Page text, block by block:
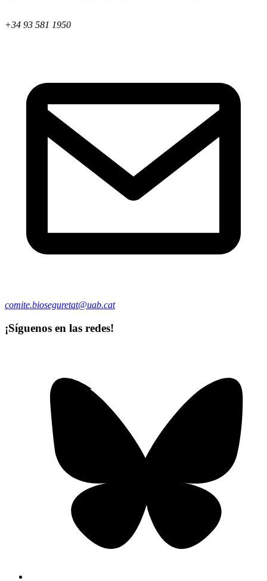
+34 93 581 1950
comite.bioseguretat@uab.cat
¡Síguenos en las redes!